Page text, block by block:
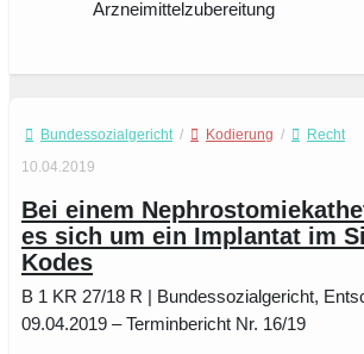
Arzneimittelzubereitung
Bundessozialgericht / Kodierung /
Recht
10.04.2019
Bei einem
es sich um ein Implantat im
Kodes
B 1 KR 27/18 R | Bundessozialgericht,
09.04.2019 – Terminbericht Nr. 16/19